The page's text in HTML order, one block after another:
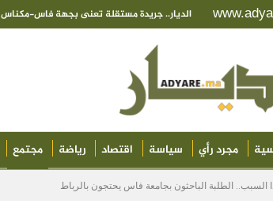
الديار.. جريدة مستقلة تعنى بجهة فاس-مكناس
مجرد رأي سياسة اقتصاد رياضة مجتمع
السبب.. الطلبة الباحثون بجامعة فاس يحتجون بالرباط